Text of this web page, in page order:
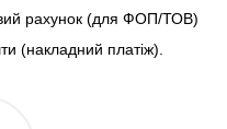
рахунок (для ФОП/ТОВ)
(накладний платіж).